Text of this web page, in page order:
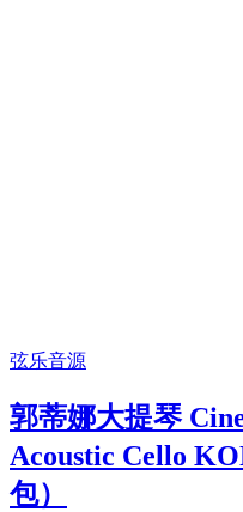
弦乐音源
郭蒂娜大提琴
Acoustic Cello
包）